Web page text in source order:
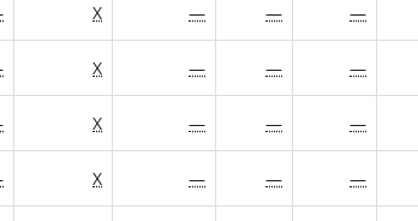
X — — —
X — — —
X — — —
X — — —